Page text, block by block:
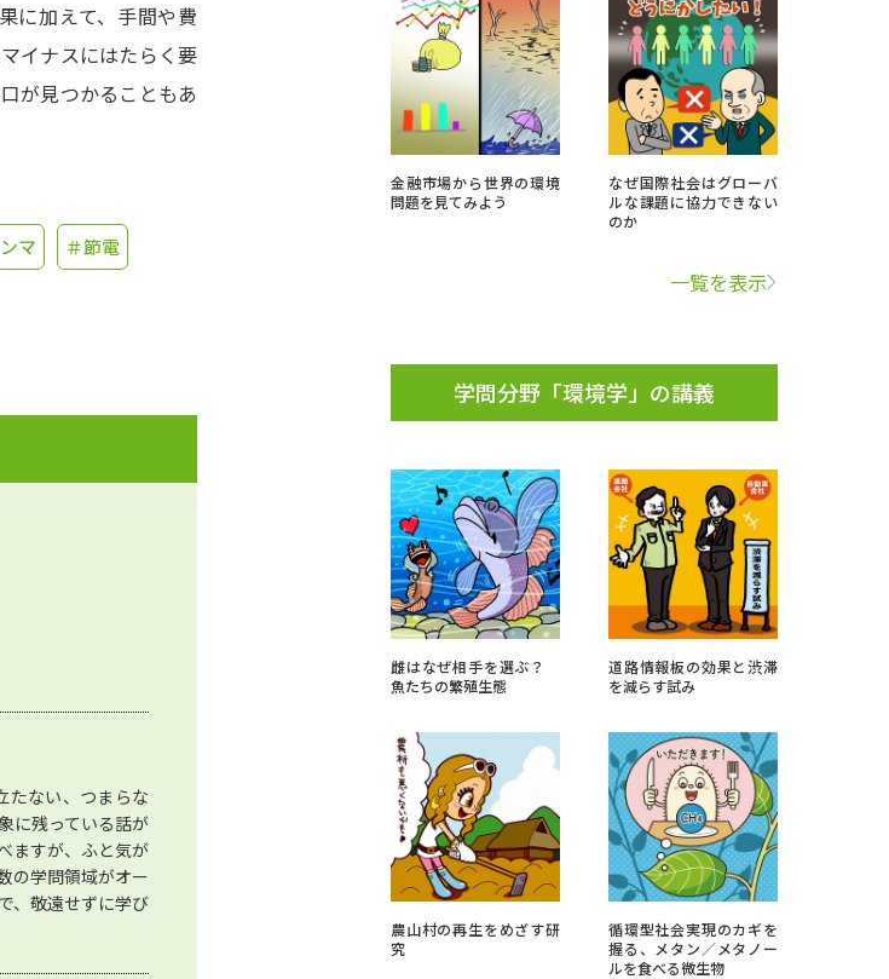
学問のミニ講義「夢ナビ講義」 学問分野解説 学問の教科書 夢ナビライブ
このサイトについて
資料の料金のお支払いについて
訂正のご案内
に加えて、手間や費
イナスにはたらく要
が見つかることもあ
マ ＃節電
たない、つまらな
に残っている話が
ますが、ふと気が
の学問領域がオー
、敬遠せずに学び
金融市場から世界の環境
問題を見てみよう
なぜ国際社会はグローバ
ルな課題に協力できない
のか
一覧を表示
学問分野「環境学」の講義
雌はなぜ相手を選ぶ？
魚たちの繁殖生態
道路情報板の効果と渋滞
を減らす試み
農山村の再生をめざす研
究
循環型社会実現のカギを
握る、メタン／メタノー
ルを食べる微生物